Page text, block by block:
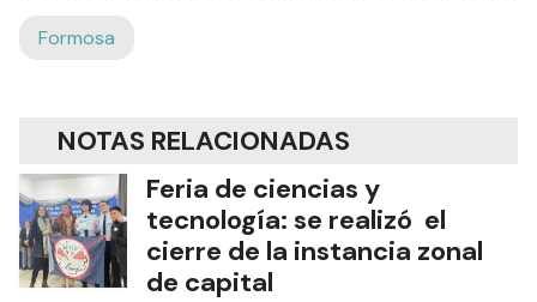
Formosa
NOTAS RELACIONADAS
Feria de ciencias y
tecnología: se realizó el
cierre de la instancia zonal
de capital